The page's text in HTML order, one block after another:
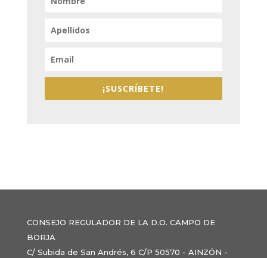
¡SUSCRÍBETE!
CONSEJO REGULADOR DE LA D.O. CAMPO DE
BORJA
C/ Subida de San Andrés, 6 C/P 50570 - AINZÓN -